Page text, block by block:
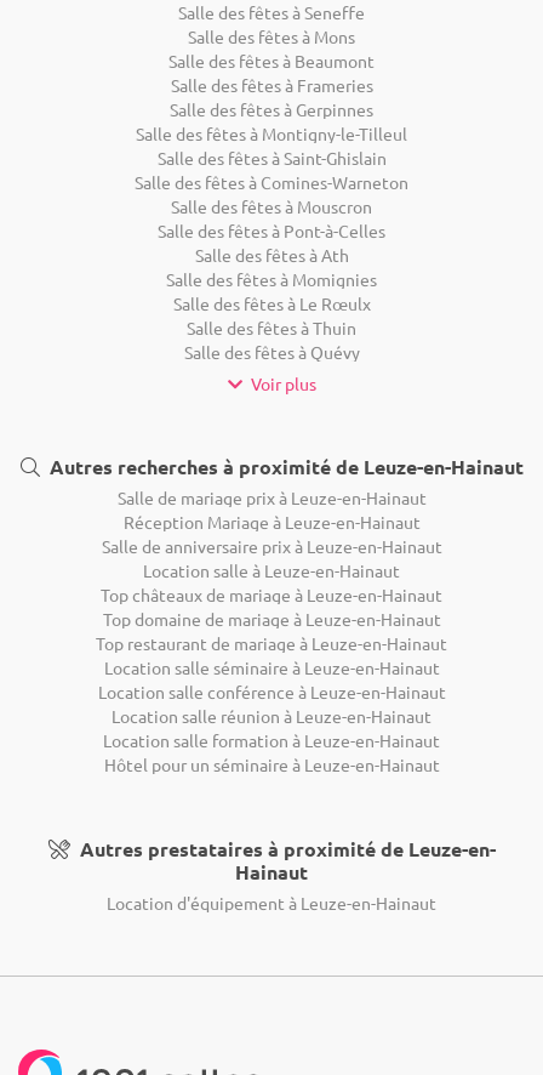
Salle des fêtes à Seneffe
Salle des fêtes à Mons
Salle des fêtes à Beaumont
Salle des fêtes à Frameries
Salle des fêtes à Gerpinnes
Salle des fêtes à Montigny-le-Tilleul
Salle des fêtes à Saint-Ghislain
Salle des fêtes à Comines-Warneton
Salle des fêtes à Mouscron
Salle des fêtes à Pont-à-Celles
Salle des fêtes à Ath
Salle des fêtes à Momignies
Salle des fêtes à Le Rœulx
Salle des fêtes à Thuin
Salle des fêtes à Quévy
Voir plus
Autres recherches à proximité de Leuze-en-Hainaut
Salle de mariage prix à Leuze-en-Hainaut
Réception Mariage à Leuze-en-Hainaut
Salle de anniversaire prix à Leuze-en-Hainaut
Location salle à Leuze-en-Hainaut
Top châteaux de mariage à Leuze-en-Hainaut
Top domaine de mariage à Leuze-en-Hainaut
Top restaurant de mariage à Leuze-en-Hainaut
Location salle séminaire à Leuze-en-Hainaut
Location salle conférence à Leuze-en-Hainaut
Location salle réunion à Leuze-en-Hainaut
Location salle formation à Leuze-en-Hainaut
Hôtel pour un séminaire à Leuze-en-Hainaut
Autres prestataires à proximité de Leuze-en-
Hainaut
Location d'équipement à Leuze-en-Hainaut